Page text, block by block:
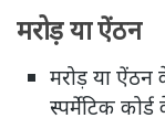
मरोड़ या ऐंठन
मरोड़ या ऐंठन
स्पर्मेटिक